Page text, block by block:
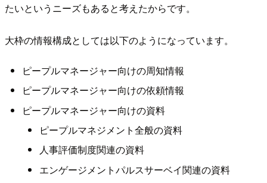
たいというニーズもあると考えたからです。
大枠の情報構成としては以下のようになっています。
ピープルマネージャー向けの周知情報
ピープルマネージャー向けの依頼情報
ピープルマネージャー向けの資料
ピープルマネジメント全般の資料
人事評価制度関連の資料
エンゲージメントパルスサーベイ関連の資料